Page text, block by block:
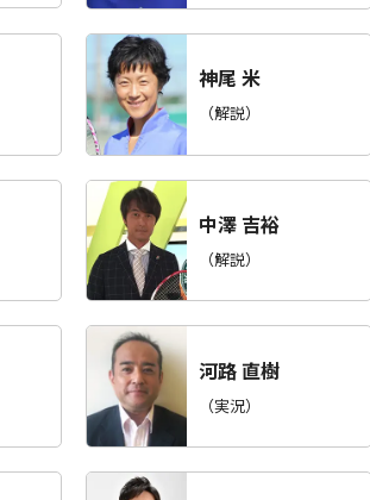
神尾 米
（解説）
中澤 吉裕
（解説）
河路 直樹
（実況）